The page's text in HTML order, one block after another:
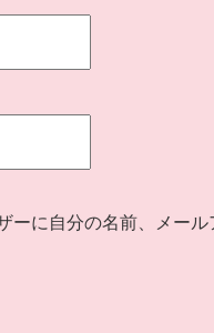
ーに自分の名前、メール